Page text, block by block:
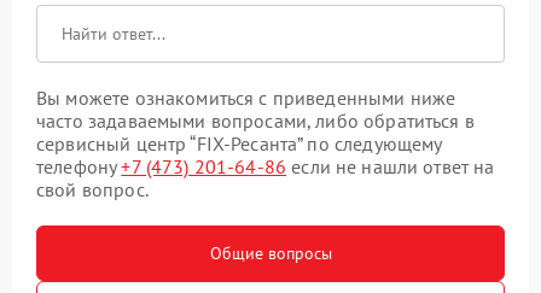
Вы можете ознакомиться с приведенными ниже
часто задаваемыми вопросами, либо обратиться в
сервисный центр “FIX-Ресанта” по следующему
телефону+7 (473) 201-64-86 если не нашли ответ на
свой вопрос.
Общие вопросы